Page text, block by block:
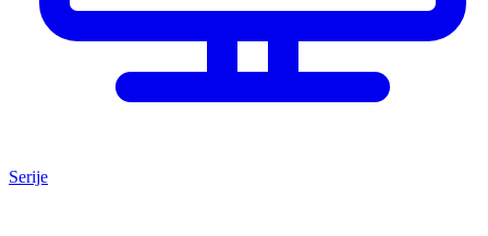
Serije